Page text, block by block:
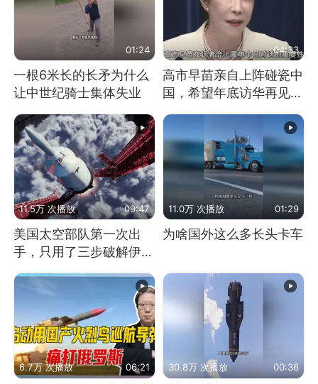
01:24
一根6米长的长矛为什么
让中世纪骑士集体失业
04:33
高市早苗亲自上阵碰瓷中
国，希望年底访华再见中
方一面
11.5万 次播放 09:47
美国太空部队第一次出
手，只用了三步破解伊朗
11.0万 次播放 01:29
为啥国外这么多长头卡车
6.7万 次播放 06:21 30.8万 次播放 00:36